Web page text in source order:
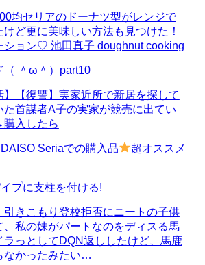
均セリアのドーナツ型がレンジで
ど更に美味しい方法も見つけた！
ション♡ 池田真子 doughnut cooking
（ ＾ω＾）part10
】【復讐】実家近所で新居を探して
た首謀者A子の実家が競売に出てい
入したら
DAISO Seriaでの購入品
超オススメ
プに支柱を付ける!
きこもり登校拒否にニートの子供
、私の妹がパートなのをディスる馬
ラっとしてDQN返ししたけど、馬鹿
なかったみたい…